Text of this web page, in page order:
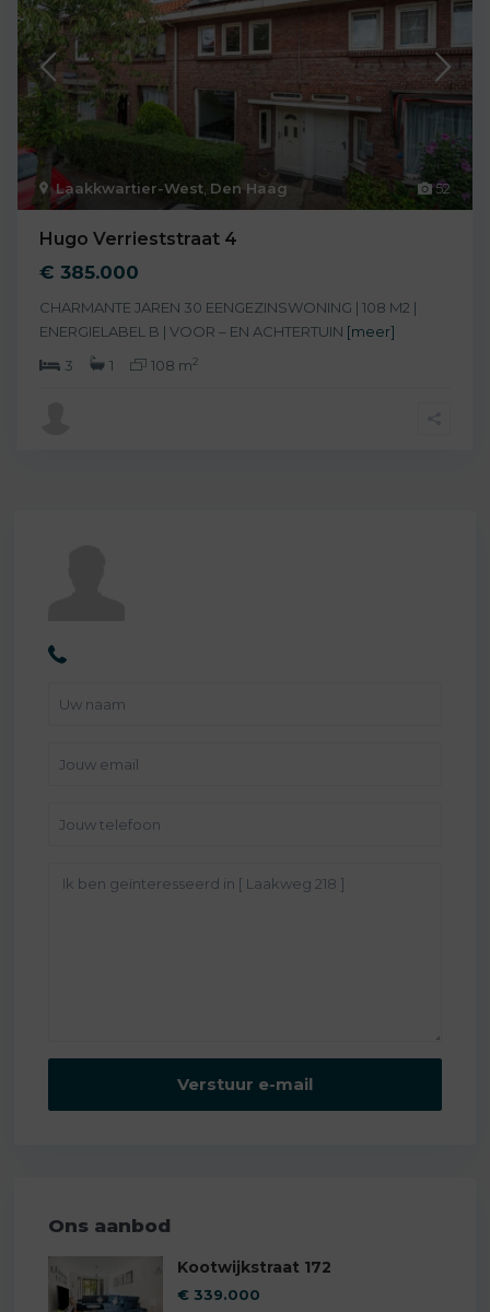
52
Laakkwartier-West, Den Haag
Hugo Verrieststraat 4
€ 385.000
CHARMANTE JAREN 30 EENGEZINSWONING | 108 M2 |
ENERGIELABEL B | VOOR – EN ACHTERTUIN [meer]
3
1 108 m2
Ons aanbod
Kootwijkstraat 172
€ 339.000